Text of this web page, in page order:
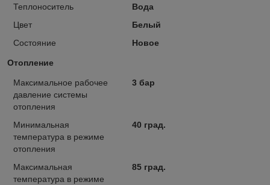
Теплоноситель
Вода
Цвет
Белый
Состояние
Новое
Отопление
Максимальное рабочее
давление системы
отопления
3 бар
Минимальная
температура в режиме
отопления
40 град.
Максимальная
температура в режиме
85 град.